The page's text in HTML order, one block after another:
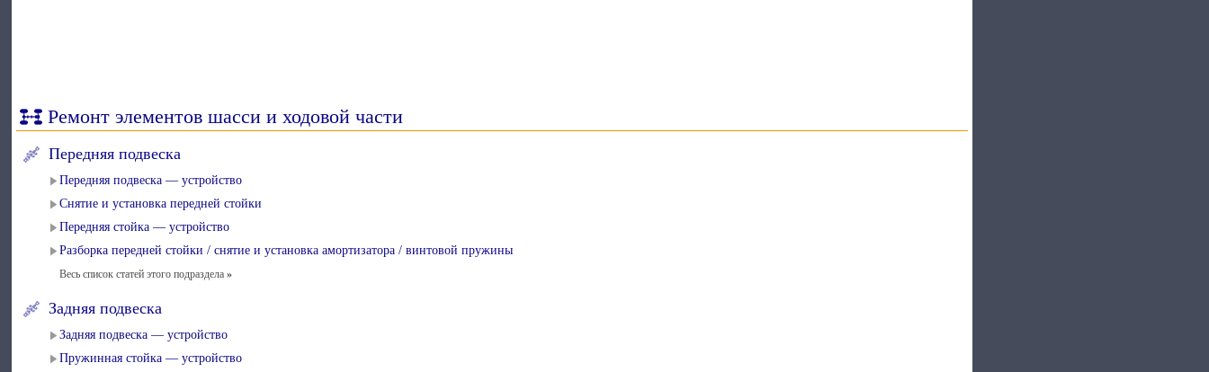
Ремонт элементов шасси и ходовой части
Передняя подвеска
Передняя подвеска — устройство
Снятие и установка передней стойки
Передняя стойка — устройство
Разборка передней стойки / снятие и установка амортизатора / винтовой пружины
Весь список статей этого подраздела»
Задняя подвеска
Задняя подвеска — устройство
Пружинная стойка — устройство